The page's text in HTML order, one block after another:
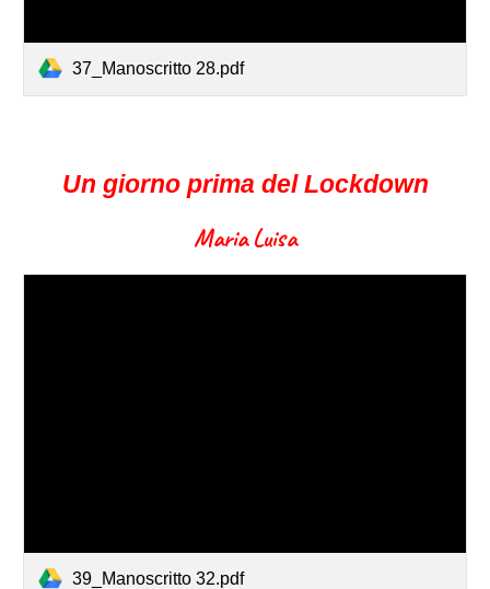
37_Manoscritto 28.pdf
Un giorno prima del Lockdown
Maria Luisa
39_Manoscritto 32.pdf